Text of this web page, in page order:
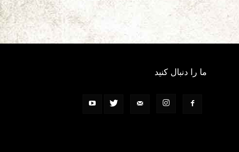
ما را دنبال کنید